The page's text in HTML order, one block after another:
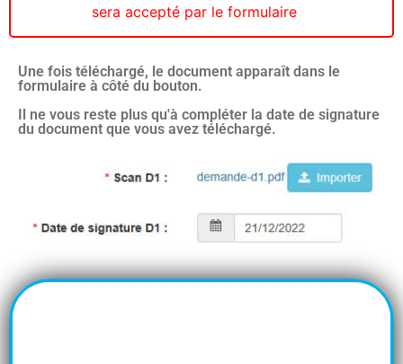
sera accepté par le formulaire
Une fois téléchargé, le document apparaît dans le
formulaire à côté du bouton.
Il ne vous reste plus qu'à compléter la date de signature
du document que vous avez téléchargé.